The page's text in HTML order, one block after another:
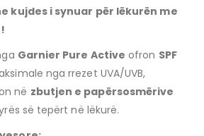
kujdes i synuar për lëkurën me
Garnier Pure Active ofron SPF
nga rrezet UVA/UVB,
në zbutjen e papërsosmërive
së tepërt në lëkurë.